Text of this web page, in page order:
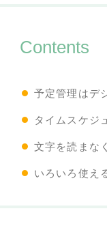
Contents
予定管理はデ
タイムスケジ
文字を読まな
いろいろ使え